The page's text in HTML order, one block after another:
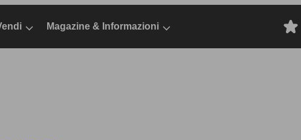
Magazine & Informazioni